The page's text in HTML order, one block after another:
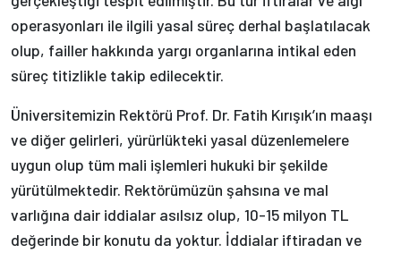
operasyonları ile ilgili yasal süreç derhal başlatılacak
olup, failler hakkında yargı organlarına intikal eden
süreç titizlikle takip edilecektir.
Üniversitemizin Rektörü Prof. Dr. Fatih Kırışık’ın maaşı
ve diğer gelirleri, yürürlükteki yasal düzenlemelere
uygun olup tüm mali işlemleri hukuki bir şekilde
yürütülmektedir. Rektörümüzün şahsına ve mal
varlığına dair iddialar asılsız olup, 10-15 milyon TL
değerinde bir konutu da yoktur. İddialar iftiradan ve